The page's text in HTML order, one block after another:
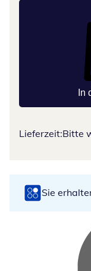
In
Lieferzeit:Bitte
Sie